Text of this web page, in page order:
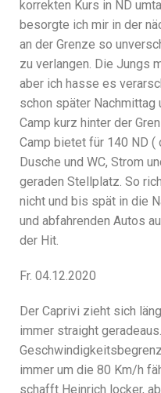
korrekten Kurs in ND
besorgte ich mir in der
an der Grenze so
zu verlangen. Die Jungs
aber ich hasse es
schon später
Camp kurz hinter der
Camp bietet für 140 ND (
Dusche und WC, Strom
geraden Stellplatz. So
nicht und bis spät in die
und abfahrenden Autos
der Hit.
Fr. 04.12.2020
Der Caprivi zieht sich
immer straight
immer um die 80 Km/h
schafft Heinrich locker,